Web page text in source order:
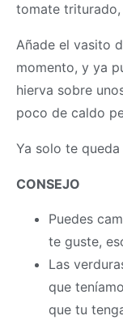
tomate triturado,
Añade el vasito
momento, y ya
hierva sobre
poco de caldo
Ya solo te
CONSEJO
Puedes
te guste,
Las
que
que tu